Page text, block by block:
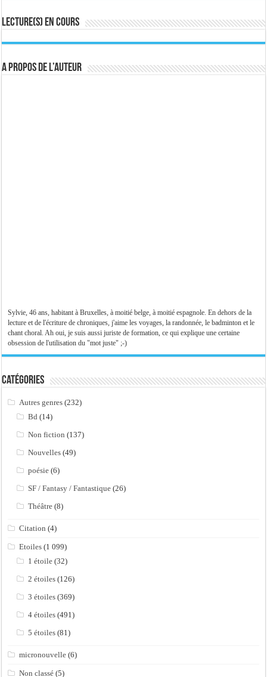
Lecture(s) en cours
A propos de l’auteur
Sylvie, 46 ans, habitant à Bruxelles, à moitié belge, à moitié espagnole. En dehors de la
lecture et de l'écriture de chroniques, j'aime les voyages, la randonnée, le badminton et le
chant choral. Ah oui, je suis aussi juriste de formation, ce qui explique une certaine
obsession de l'utilisation du "mot juste" ;-)
Catégories
Autres genres (232)
Bd (14)
Non fiction (137)
Nouvelles (49)
poésie (6)
SF / Fantasy / Fantastique (26)
Théâtre (8)
Citation (4)
Etoiles (1 099)
1 étoile (32)
2 étoiles (126)
3 étoiles (369)
4 étoiles (491)
5 étoiles (81)
micronouvelle (6)
Non classé (5)